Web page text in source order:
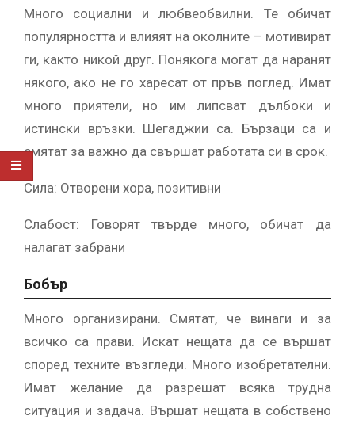
Много социални и любвеобвилни. Те обичат
популярността и влияят на околните – мотивират
ги, както никой друг. Понякога могат да наранят
някого, ако не го харесат от пръв поглед. Имат
много приятели, но им липсват дълбоки и
истински връзки. Шегаджии са. Бързаци са и
смятат за важно да свършат работата си в срок.
Сила: Отворени хора, позитивни
Слабост: Говорят твърде много, обичат да
налагат забрани
Бобър
Много организирани. Смятат, че винаги и за
всичко са прави. Искат нещата да се вършат
според техните възгледи. Много изобретателни.
Имат желание да разрешат всяка трудна
ситуация и задача. Вършат нещата в собствено